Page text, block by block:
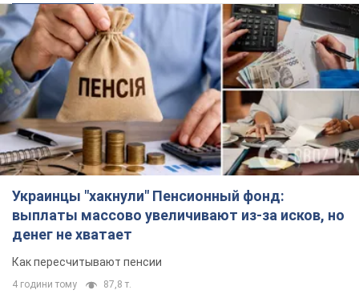
Украинцы "хакнули" Пенсионный фонд:
выплаты массово увеличивают из-за исков, но
денег не хватает
Как пересчитывают пенсии
4 години тому 87,8 т.